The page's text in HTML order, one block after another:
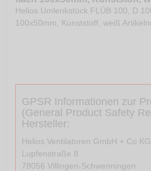
Helios Umlenkstück FLÜB 100, D
100x50mm, Kunststoff, weiß
GPSR Informationen zur
(General Product Safety
Hersteller:
Helios Ventilatoren GmbH + Co KG
Lupfenstraße 8
78056 Villingen-Schwenningen